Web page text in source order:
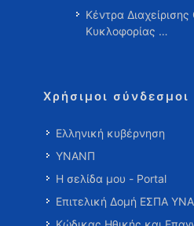
Κέντρα
Κυκλοφορίας …
Χρήσιμοι σύνδεσμοι
Ελληνική κυβέρνηση
ΥΝΑΝΠ
Η σελίδα μου - Portal
Επιτελική Δομή ΕΣΠΑ